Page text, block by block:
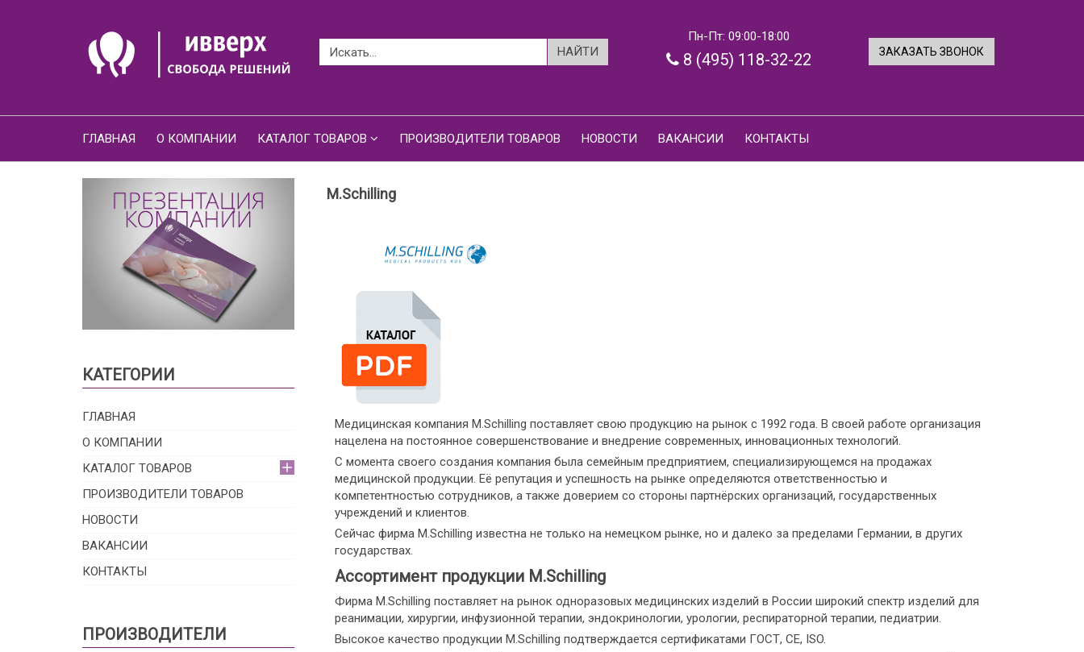
Пн-Пт: 09:00-18:00
8 (495) 118-32-22 ЗАКАЗАТЬ ЗВОНОК
ГЛАВНАЯ О КОМПАНИИ КАТАЛОГ ТОВАРОВ ПРОИЗВОДИТЕЛИ ТОВАРОВ НОВОСТИ ВАКАНСИИ КОНТАКТЫ
M.Schilling
Медицинская компания M.Schilling поставляет свою продукцию на рынок с 1992 года. В своей работе организация
нацелена на постоянное совершенствование и внедрение современных, инновационных технологий.
С момента своего создания компания была семейным предприятием, специализирующемся на продажах
медицинской продукции. Её репутация и успешность на рынке определяются ответственностью и
компетентностью сотрудников, а также доверием со стороны партнёрских организаций, государственных
учреждений и клиентов.
Сейчас фирма M.Schilling известна не только на немецком рынке, но и далеко за пределами Германии, в других
государствах.
Ассортимент продукции M.Schilling
Фирма M.Schilling поставляет на рынок одноразовых медицинских изделий в России широкий спектр изделий для
реанимации, хирургии, инфузионной терапии, эндокринологии, урологии, респираторной терапии, педиатрии.
Высокое качество продукции M.Schilling подтверждается сертификатами ГОСТ, СЕ, ISO.
КАТЕГОРИИ
ГЛАВНАЯ
О КОМПАНИИ
КАТАЛОГ ТОВАРОВ
ПРОИЗВОДИТЕЛИ ТОВАРОВ
НОВОСТИ
ВАКАНСИИ
КОНТАКТЫ
ПРОИЗВОДИТЕЛИ